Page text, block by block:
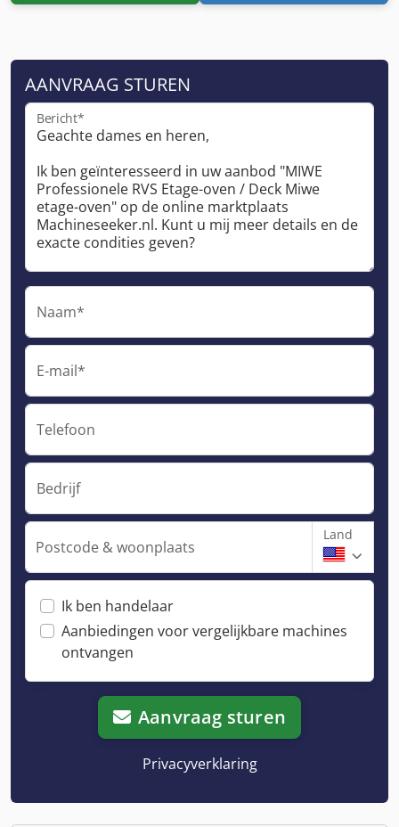
AANVRAAG STUREN
Bericht*
Naam*
E-mail*
Telefoon
Bedrijf
Postcode & woonplaats
Land
Ik ben handelaar
Aanbiedingen voor vergelijkbare machines
ontvangen
Aanvraag sturen
Privacyverklaring